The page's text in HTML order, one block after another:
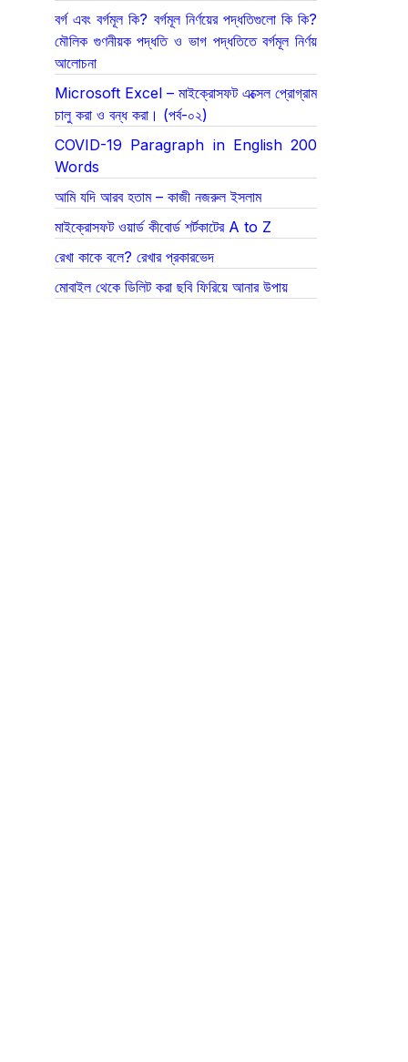
বর্গ এবং বর্গমূল কি? বর্গমূল নির্ণয়ের পদ্ধতিগুলো কি কি?
মৌলিক গুণনীয়ক পদ্ধতি ও ভাগ পদ্ধতিতে বর্গমূল নির্ণয়
আলোচনা
Microsoft Excel – মাইক্রোসফট এক্সেল প্রোগ্রাম
চালু করা ও বন্ধ করা। (পর্ব-০২)
COVID-19 Paragraph in English 200
Words
আমি যদি আরব হতাম – কাজী নজরুল ইসলাম
মাইক্রোসফট ওয়ার্ড কীবোর্ড শর্টকাটের A to Z
রেখা কাকে বলে? রেখার প্রকারভেদ
মোবাইল থেকে ডিলিট করা ছবি ফিরিয়ে আনার উপায়